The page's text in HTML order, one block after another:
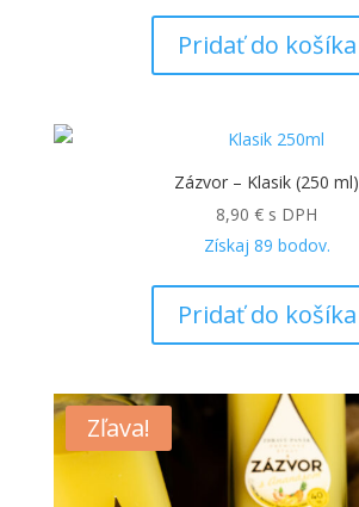
Pridať do košíka
Zázvor – Klasik (250 ml)
8,90€ s DPH
Získaj 89 bodov.
Pridať do košíka
Zľava!